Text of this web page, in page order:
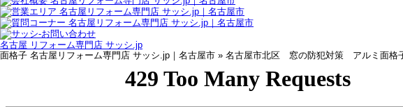
名古屋 リフォーム専門店 サッシ.jp
面格子 名古屋リフォーム専門店 サッシ.jp｜名古屋市 » 名古屋市北区 窓の防犯対策 アルミ面